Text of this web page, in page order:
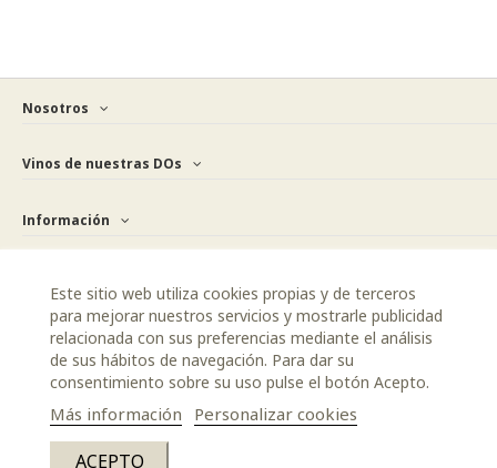
Nosotros
Vinos de nuestras DOs
Información
Este sitio web utiliza cookies propias y de terceros
para mejorar nuestros servicios y mostrarle publicidad
relacionada con sus preferencias mediante el análisis
de sus hábitos de navegación. Para dar su
consentimiento sobre su uso pulse el botón Acepto.
Más información Personalizar cookies
ACEPTO